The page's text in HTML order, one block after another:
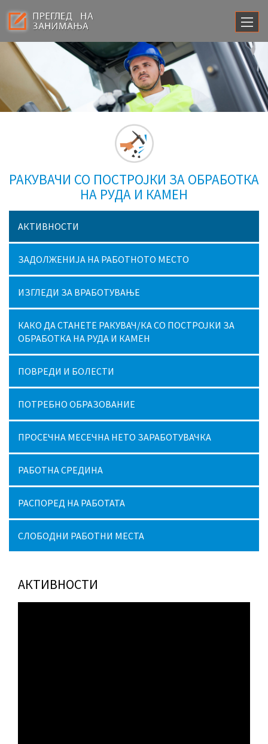
РАКУВАЧИ СО ПОСТРОЈКИ ЗА ОБРАБОТКА
НА РУДА И КАМЕН
АКТИВНОСТИ
ЗАДОЛЖЕНИЈА НА РАБОТНОТО МЕСТО
ИЗГЛЕДИ ЗА ВРАБОТУВАЊЕ
КАКО ДА СТАНЕТЕ РАКУВАЧ/КА СО ПОСТРОЈКИ ЗА
ОБРАБОТКА НА РУДА И КАМЕН
ПОВРЕДИ И БОЛЕСТИ
ПОТРЕБНО ОБРАЗОВАНИЕ
ПРОСЕЧНА МЕСЕЧНА НЕТО ЗАРАБОТУВАЧКА
РАБОТНА СРЕДИНА
РАСПОРЕД НА РАБОТАТА
СЛОБОДНИ РАБОТНИ МЕСТА
АКТИВНОСТИ